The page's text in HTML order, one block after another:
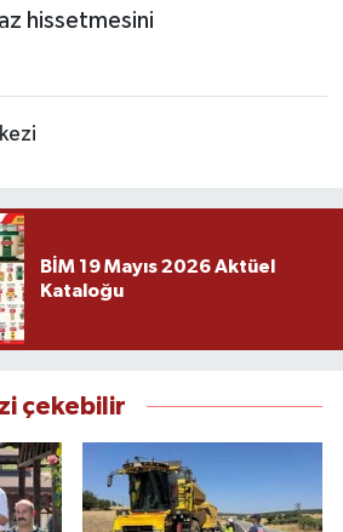
hissetmesini
BİM 19 Mayıs 2026 Aktüel
Kataloğu
çekebilir